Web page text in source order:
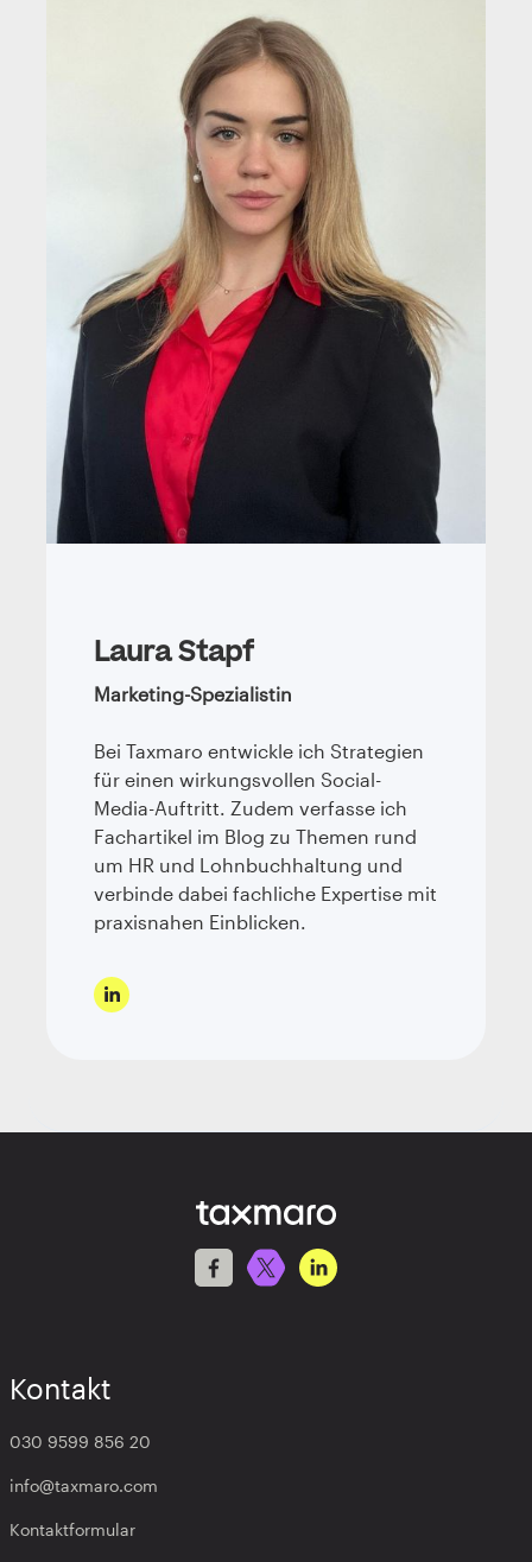
Laura Stapf
Marketing-Spezialistin
Bei Taxmaro entwickle ich Strategien
für einen wirkungsvollen Social-
Media-Auftritt. Zudem verfasse ich
Fachartikel im Blog zu Themen rund
um HR und Lohnbuchhaltung und
verbinde dabei fachliche Expertise mit
praxisnahen Einblicken.
Kontakt
030 9599 856 20
info@taxmaro.com
Kontaktformular